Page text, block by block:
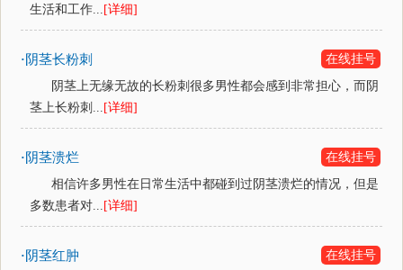
生活和工作... [详细]
· 阴茎长粉刺
在线挂号
阴茎上无缘无故的长粉刺很多男性都会感到非常担心，而阴
茎上长粉刺... [详细]
· 阴茎溃烂
在线挂号
相信许多男性在日常生活中都碰到过阴茎溃烂的情况，但是
多数患者对... [详细]
· 阴茎红肿
在线挂号